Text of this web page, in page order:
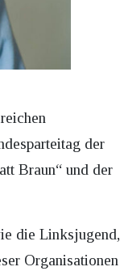
der
Braun“ und der
die Linksjugend,
Organisationen